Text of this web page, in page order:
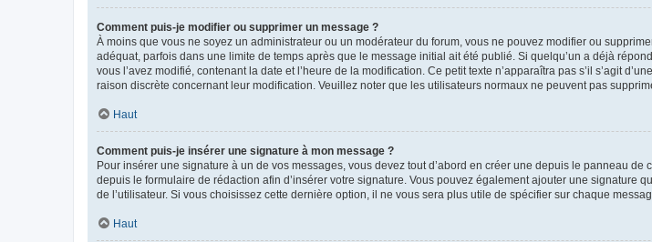
Comment puis-je modifier ou supprimer un message ?
À moins que vous ne soyez un administrateur ou un modérateur du forum, vous ne pouvez modifier ou
adéquat, parfois dans une limite de temps après que le message initial ait été publié. Si quelqu’un a déjà
vous l’avez modifié, contenant la date et l’heure de la modification. Ce petit texte n’apparaîtra pas s’il s’agit
raison discrète concernant leur modification. Veuillez noter que les utilisateurs normaux ne peuvent pas
Haut
Comment puis-je insérer une signature à mon message ?
Pour insérer une signature à un de vos messages, vous devez tout d’abord en créer une depuis le panneau
depuis le formulaire de rédaction afin d’insérer votre signature. Vous pouvez également ajouter une
de l’utilisateur. Si vous choisissez cette dernière option, il ne vous sera plus utile de spécifier sur chaque
Haut